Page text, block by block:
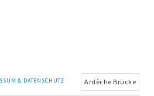
& DATENSCHUTZ Ardèche Brücke